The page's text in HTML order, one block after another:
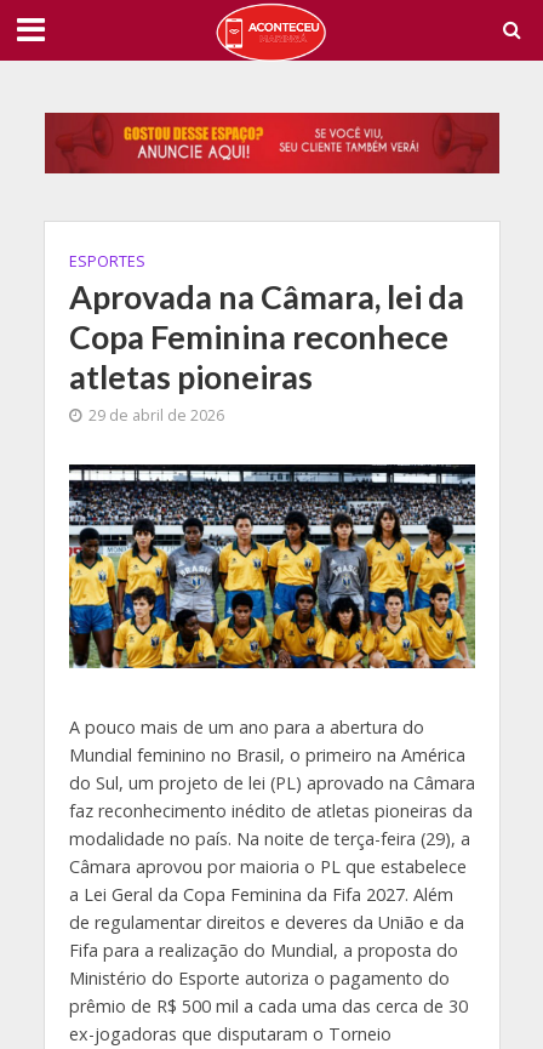
ESPORTES
Aprovada na Câmara, lei da
Copa Feminina reconhece
atletas pioneiras
29 de abril de 2026
A pouco mais de um ano para a abertura do
Mundial feminino no Brasil, o primeiro na América
do Sul, um projeto de lei (PL) aprovado na Câmara
faz reconhecimento inédito de atletas pioneiras da
modalidade no país. Na noite de terça-feira (29), a
Câmara aprovou por maioria o PL que estabelece
a Lei Geral da Copa Feminina da Fifa 2027. Além
de regulamentar direitos e deveres da União e da
Fifa para a realização do Mundial, a proposta do
Ministério do Esporte autoriza o pagamento do
prêmio de R$ 500 mil a cada uma das cerca de 30
ex-jogadoras que disputaram o Torneio